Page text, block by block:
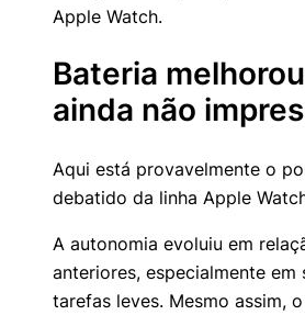
Apple Watch.
Bateria
ainda não
Aqui está provavelmente o
debatido da linha Apple
A autonomia evoluiu em
anteriores, especialmente em
tarefas leves. Mesmo assim, o